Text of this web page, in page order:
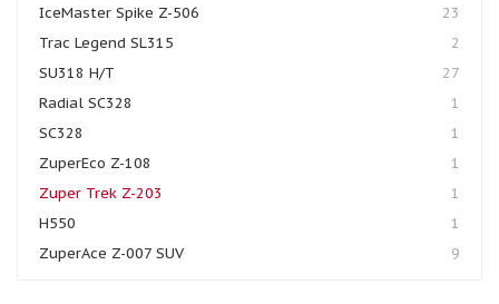
IceMaster Spike Z-506
23
Trac Legend SL315
2
SU318 H/T
27
Radial SC328
1
SC328
1
ZuperEco Z-108
1
Zuper Trek Z-203
1
H550
1
ZuperAce Z-007 SUV
9